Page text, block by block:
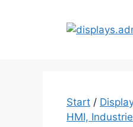
Start /
HMI,